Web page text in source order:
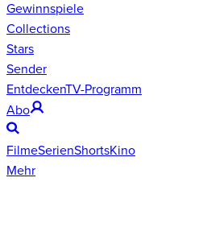
Gewinnspiele
Collections
Stars
Sender
EntdeckenTV-Programm
Abo
FilmeSerienShortsKino
Mehr